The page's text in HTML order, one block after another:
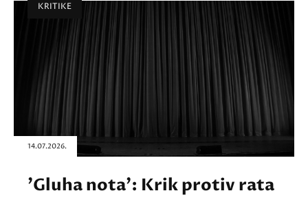
KRITIKE
14.07.2026.
'Gluha nota': Krik protiv rata